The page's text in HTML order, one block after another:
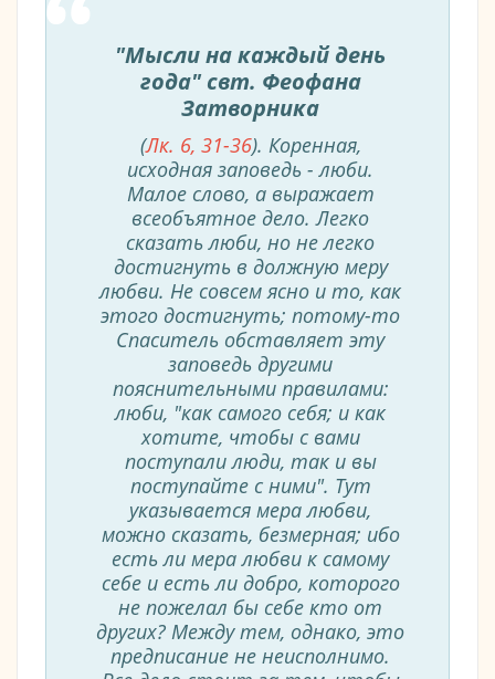
"Мысли на каждый день
года" свт. Феофана
Затворника
(Лк. 6, 31-36). Коренная,
исходная заповедь - люби.
Малое слово, а выражает
всеобъятное дело. Легко
сказать люби, но не легко
достигнуть в должную меру
любви. Не совсем ясно и то, как
этого достигнуть; потому-то
Спаситель обставляет эту
заповедь другими
пояснительными правилами:
люби, "как самого себя; и как
хотите, чтобы с вами
поступали люди, так и вы
поступайте с ними". Тут
указывается мера любви,
можно сказать, безмерная; ибо
есть ли мера любви к самому
себе и есть ли добро, которого
не пожелал бы себе кто от
других? Между тем, однако, это
предписание не неисполнимо.